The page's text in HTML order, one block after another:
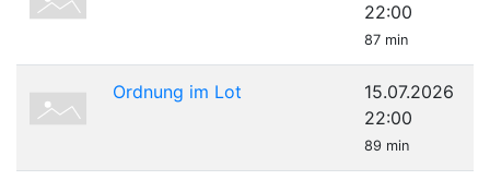
22:00
87 min
Ordnung im Lot
15.07.2026
22:00
89 min